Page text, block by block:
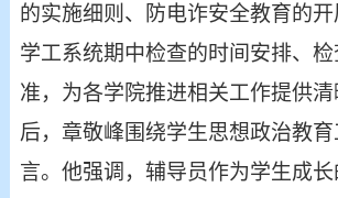
的实施细则、防电诈安全教育的
学工系统期中检查的时间安排、
准，为各学院推进相关工作提供
后，章敬峰围绕学生思想政治教
言。他强调，辅导员作为学生成长